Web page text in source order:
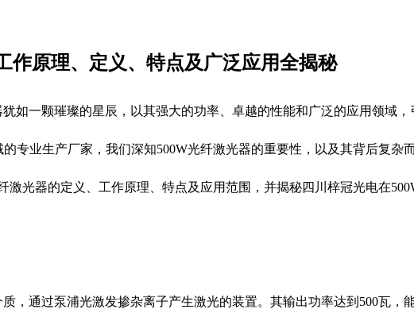
作原理、定义、特点及广泛应用全揭秘
犹如一颗璀璨的星辰，以其强大的功率、卓越的性能和广泛的应用领域，
专业生产厂家，我们深知500W光纤激光器的重要性，以及其背后复杂
激光器的定义、工作原理、特点及应用范围，并揭秘四川梓冠光电在
，通过泵浦光激发掺杂离子产生激光的装置。其输出功率达到 500瓦，